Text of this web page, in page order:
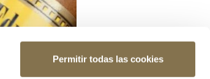
Permitir todas las cookies